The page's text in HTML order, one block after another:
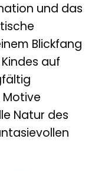
und das
Blickfang
auf
Natur des